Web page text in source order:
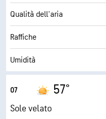
Visibilità
Strato di nuvole
Qualità dell'aria
Raffiche
Umidità
Punto di rugiada
AccuLumen Brightness Index™
07 57°
Sole velato